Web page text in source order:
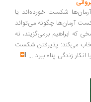
شکست خورده‌اند یا
چگونه می‌تواند
برمی‌گزیند، نه
پذیرفتن شکست
پناه ببرد...